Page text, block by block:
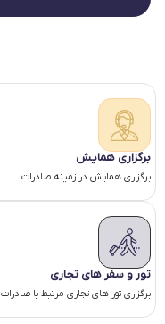
برگزاری همایش
برگزاری همایش در زمینه صادرات
تور و سفر های تجاری
برگزاری تور های تجاری مرتبط با صادرات